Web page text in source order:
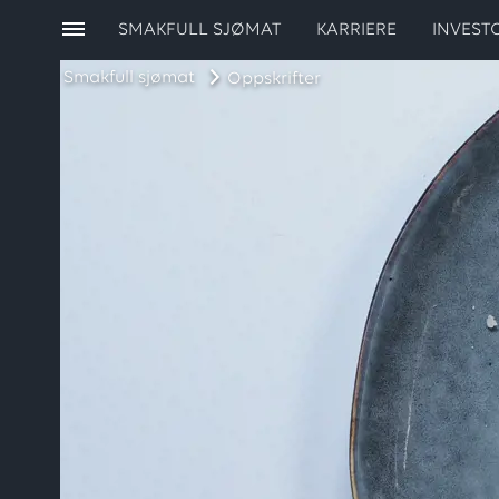
Smakfull sjømat Oppskrifter
SMAKFULL SJØMAT KARRIERE